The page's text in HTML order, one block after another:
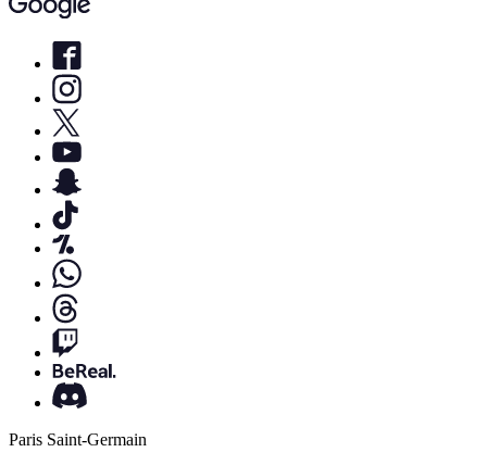
Paris Saint-Germain